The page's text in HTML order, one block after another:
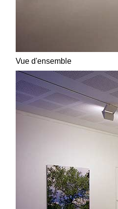
Vue d'ensemble